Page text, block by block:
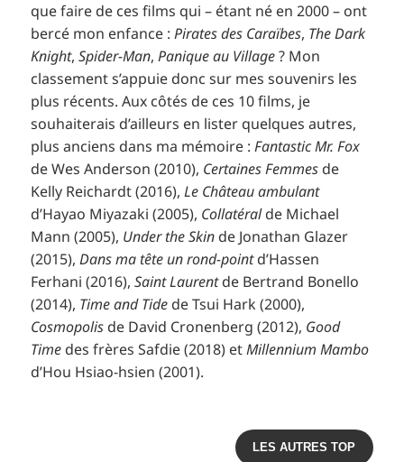
que faire de ces films qui – étant né en 2000 – ont
bercé mon enfance :Pirates des Caraïbes, The Dark
Knight,Spider-Man,Panique au Village? Mon
classement s’appuie donc sur mes souvenirs les
plus récents. Aux côtés de ces 10 films, je
souhaiterais d’ailleurs en lister quelques autres,
plus anciens dans ma mémoire :Fantastic Mr. Fox
de Wes Anderson (2010), Certaines Femmes de
Kelly Reichardt (2016),Le Château ambulant
d’Hayao Miyazaki (2005), Collatéralde Michael
Mann (2005), Under the Skin de Jonathan Glazer
(2015),Dans ma tête un rond-pointd’Hassen
Ferhani (2016),Saint Laurentde Bertrand Bonello
(2014), Time and Tide de Tsui Hark (2000),
Cosmopolis de David Cronenberg (2012), Good
Time des frères Safdie (2018) etMillennium Mambo
d’Hou Hsiao-hsien (2001).
LES AUTRES TOP